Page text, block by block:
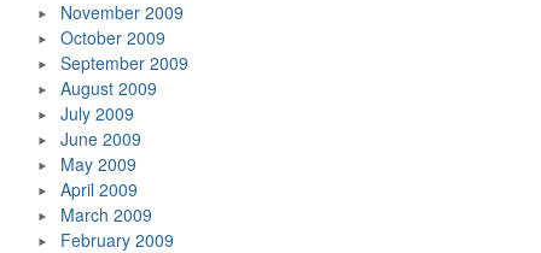
November 2009
October 2009
September 2009
August 2009
July 2009
June 2009
May 2009
April 2009
March 2009
February 2009